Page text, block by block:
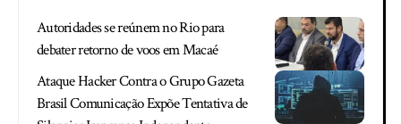
Autoridades se reúnem no Rio para
debater retorno de voos em Macaé
Ataque Hacker Contra o Grupo Gazeta
Brasil Comunicação Expõe Tentativa de